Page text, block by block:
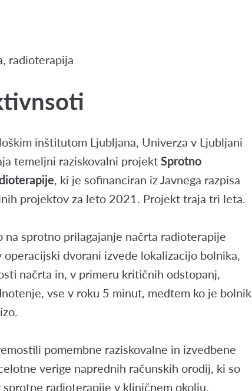
radioterapija
inštitutom Ljubljana, Univerza v Ljubljani
temeljni raziskovalni projektSprotno
, ki je sofinanciran iz Javnega razpisa
projektov za leto 2021. Projekt traja tri leta.
sprotno prilagajanje načrta radioterapije
operacijski dvorani izvede lokalizacijo bolnika,
načrta in, v primeru kritičnih odstopanj,
vse v roku 5 minut, medtem ko je bolnik
pomembne raziskovalne in izvedbene
verige naprednih računskih orodij, ki so
radioterapije v kliničnem okolju.